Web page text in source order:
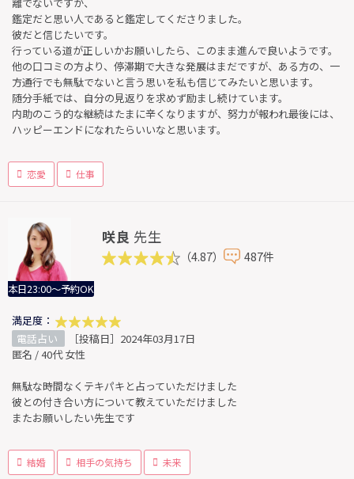
鑑定だと思い人であると鑑定してくださりました。
彼だと信じたいです。
行っている道が正しいかお願いしたら、このまま進んで良いようです。
他の口コミの方より、停滞期で大きな発展はまだですが、ある方の、一
方通行でも無駄でないと言う思いを私も信じてみたいと思います。
随分手紙では、自分の見返りを求めず励まし続けています。
内助のこう的な継続はたまに辛くなりますが、努力が報われ最後には、
ハッピーエンドになれたらいいなと思います。
恋愛 仕事
本日23:00～予約OK
咲良 先生
（4.87） 487件
満足度：
電話占い
［投稿日］2024年03月17日
匿名 / 40代 女性
無駄な時間なくテキパキと占っていただけました
彼との付き合い方について教えていただけました
またお願いしたい先生です
結婚 相手の気持ち 未来